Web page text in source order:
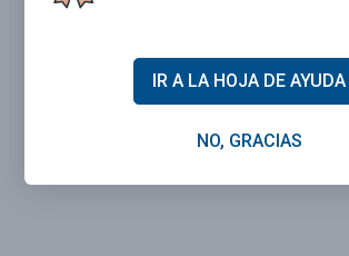
IR A LA HOJA DE AYUDA
NO, GRACIAS